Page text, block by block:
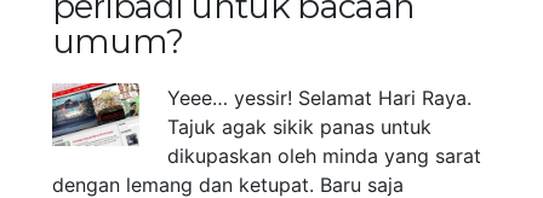
umum?
Yeee… yessir! Selamat Hari Raya.
Tajuk agak sikik panas untuk
dikupaskan oleh minda yang sarat
dengan lemang dan ketupat. Baru saja